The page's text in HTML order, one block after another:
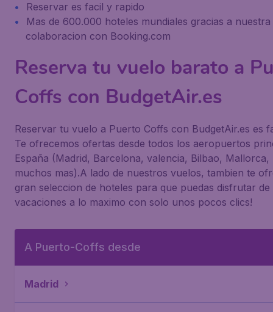
Reservar es facil y rapido
Mas de 600.000 hoteles mundiales gracias a nuestra
colaboracion con Booking.com
Reserva tu vuelo barato a
Coffs con BudgetAir.es
Reservar tu vuelo a Puerto Coffs con BudgetAir.es es
Te ofrecemos ofertas desde todos los aeropuertos
España (Madrid, Barcelona, valencia, Bilbao, Mallorca,
muchos mas).A lado de nuestros vuelos, tambien te
gran seleccion de hoteles para que puedas disfrutar de
vacaciones a lo maximo con solo unos pocos clics!
A Puerto-Coffs desde
Madrid